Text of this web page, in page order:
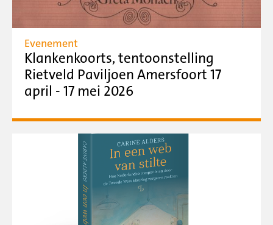
Evenement
Klankenkoorts, tentoonstelling
Rietveld Paviljoen Amersfoort 17
april - 17 mei 2026